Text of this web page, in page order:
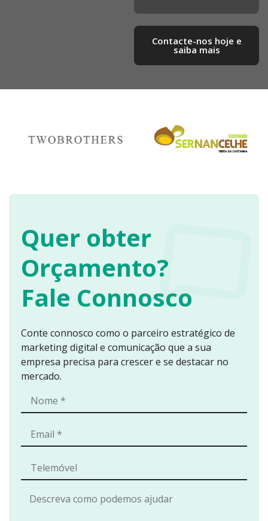
Contacte-nos hoje e
saiba mais​
Quer obter
Orçamento?
Fale Connosco
Conte connosco como o parceiro estratégico de
marketing digital e comunicação que a sua
empresa precisa para crescer e se destacar no
mercado.